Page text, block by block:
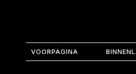
VOORPAGINA